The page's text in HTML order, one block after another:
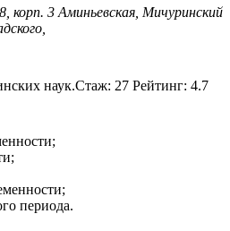
корп. 3 Аминьевская, Мичуринский
наук.Стаж: 27 Рейтинг: 4.7
периода.